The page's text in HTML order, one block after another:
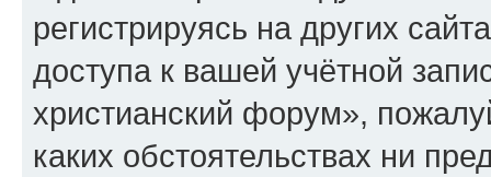
регистрируясь на других
доступа к вашей учётной
христианский форум»,
каких обстоятельствах ни